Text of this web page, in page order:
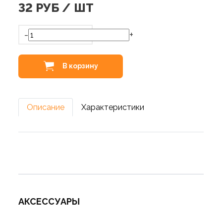
32 РУБ / ШТ
- +
В корзину
Описание Характеристики
АКСЕССУАРЫ